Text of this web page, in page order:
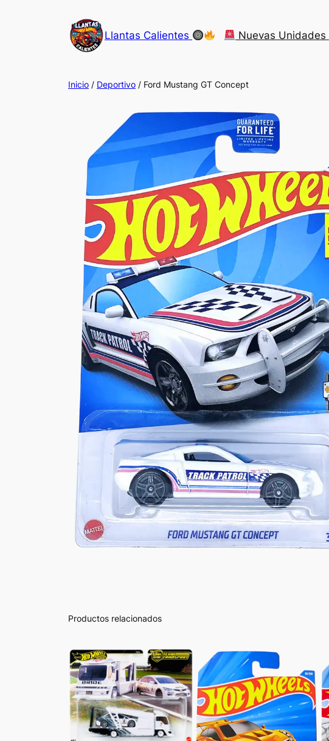
Llantas Calientes Nuevas Unidades
Inicio / Deportivo / Ford Mustang GT Concept
Productos relacionados